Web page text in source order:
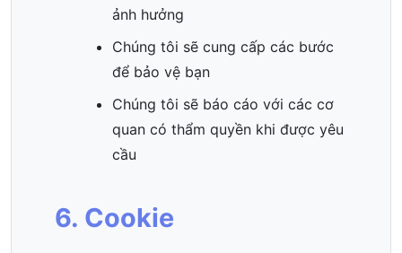
ảnh hưởng
Chúng tôi sẽ cung cấp các bước
để bảo vệ bạn
Chúng tôi sẽ báo cáo với các cơ
quan có thẩm quyền khi được yêu
cầu
6. Cookie